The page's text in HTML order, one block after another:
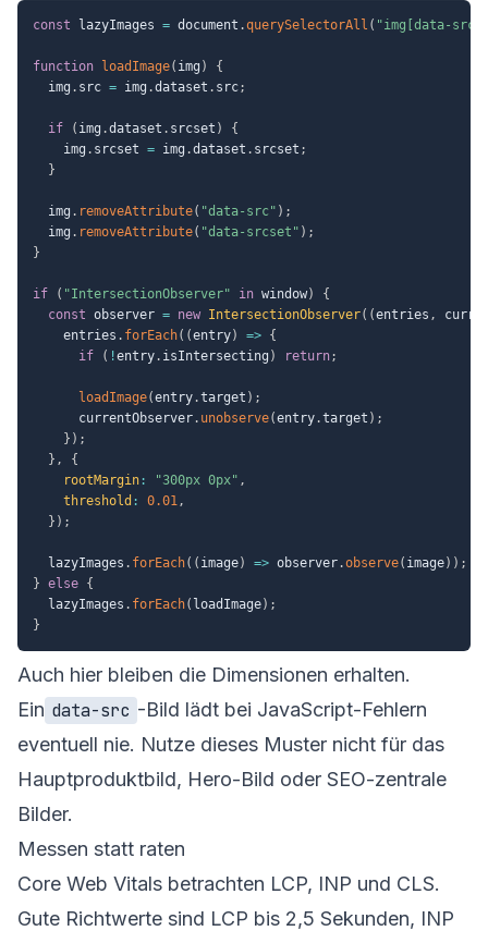
const lazyImages = document .querySelectorAll ( "img[data-
function loadImage( img )
{
  img
. src = img .dataset . src;
if ( img .dataset . srcset )
{
    img
. srcset = img .dataset . srcset ;
}
  img
. removeAttribute( "data-src" ) ;
  img
. removeAttribute( "data-srcset" ) ;
}
if ( "IntersectionObserver" in window)
{
const observer = new IntersectionObserver( (entries ,
    entries
. forEach( (entry) => {
if
( !entry. isIntersecting ) return;
loadImage(entry.target ) ;
      currentObserver
. unobserve(entry.target ) ;
} ) ;
} ,
{
rootMargin : "300px 0px" ,
threshold : 0.01,
} ) ;
  lazyImages
. forEach( ( image) => observer.observe( image) ) ;
} else {
  lazyImages
. forEach( loadImage) ;
}
Auch hier bleiben die Dimensionen erhalten.
Ein data-src -Bild lädt bei JavaScript-Fehlern
eventuell nie. Nutze dieses Muster nicht für das
Hauptproduktbild, Hero-Bild oder SEO-zentrale
Bilder.
Messen statt raten
Core Web Vitals betrachten LCP, INP und CLS.
Gute Richtwerte sind LCP bis 2,5 Sekunden, INP